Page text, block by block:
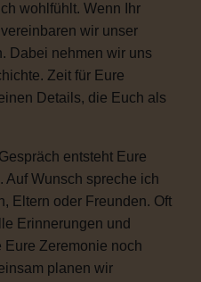
wohlfühlt. Wenn Ihr
wir unser
Dabei nehmen wir uns
Zeit für Eure
Details, die Euch als
entsteht Eure
Auf Wunsch spreche ich
Eltern oder Freunden. Oft
Erinnerungen und
Eure Zeremonie noch
planen wir